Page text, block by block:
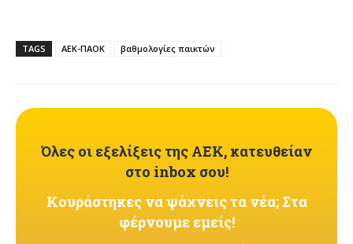
TAGS ΑΕΚ-ΠΑΟΚ βαθμολογίες παικτών